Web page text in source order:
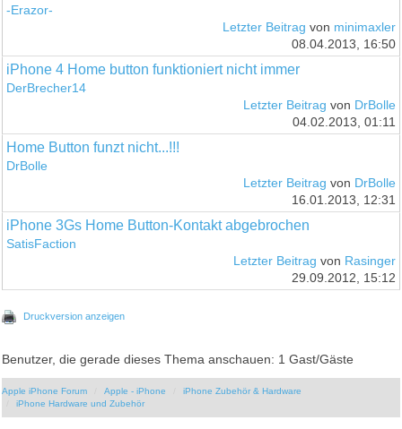
-Erazor-
Letzter Beitrag von minimaxler
08.04.2013, 16:50
iPhone 4 Home button funktioniert nicht immer
DerBrecher14
Letzter Beitrag von DrBolle
04.02.2013, 01:11
Home Button funzt nicht...!!!
DrBolle
Letzter Beitrag von DrBolle
16.01.2013, 12:31
iPhone 3Gs Home Button-Kontakt abgebrochen
SatisFaction
Letzter Beitrag von Rasinger
29.09.2012, 15:12
Druckversion anzeigen
Benutzer, die gerade dieses Thema anschauen: 1 Gast/Gäste
Apple iPhone Forum Apple - iPhone
iPhone Zubehör & Hardware
iPhone Hardware und Zubehör